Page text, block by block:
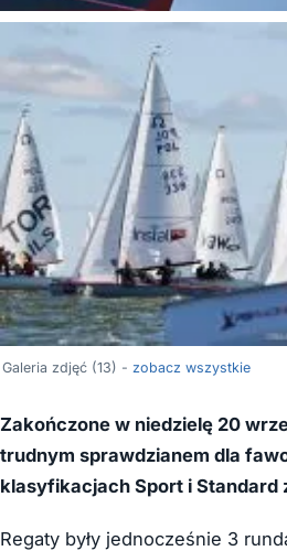
Galeria zdjęć (13) - zobacz wszystkie
Zakończone w niedzielę 20
trudnym sprawdzianem dla
klasyfikacjach Sport i Standard
Regaty były jednocześnie 3